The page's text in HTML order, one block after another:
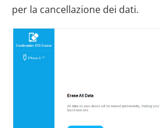
per la cancellazione dei dati.